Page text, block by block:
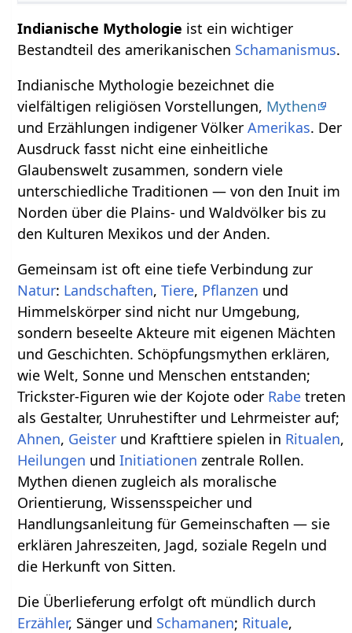
Indianische Mythologie ist ein wichtiger
Bestandteil des amerikanischen Schamanismus.
Indianische Mythologie bezeichnet die
vielfältigen religiösen Vorstellungen, Mythen
und Erzählungen indigener VölkerAmerikas. Der
Ausdruck fasst nicht eine einheitliche
Glaubenswelt zusammen, sondern viele
unterschiedliche Traditionen — von den Inuit im
Norden über die Plains- und Waldvölker bis zu
den Kulturen Mexikos und der Anden.
Gemeinsam ist oft eine tiefe Verbindung zur
Natur: Landschaften,Tiere, Pflanzen und
Himmelskörper sind nicht nur Umgebung,
sondern beseelte Akteure mit eigenen Mächten
und Geschichten. Schöpfungsmythen erklären,
wie Welt, Sonne und Menschen entstanden;
Trickster-Figuren wie der Kojote oder Rabe treten
als Gestalter, Unruhestifter und Lehrmeister auf;
Ahnen, Geister und Krafttiere spielen in Ritualen,
Heilungen undInitiationen zentrale Rollen.
Mythen dienen zugleich als moralische
Orientierung, Wissensspeicher und
Handlungsanleitung für Gemeinschaften — sie
erklären Jahreszeiten, Jagd, soziale Regeln und
die Herkunft von Sitten.
Die Überlieferung erfolgt oft mündlich durch
Erzähler, Sänger und Schamanen; Rituale,